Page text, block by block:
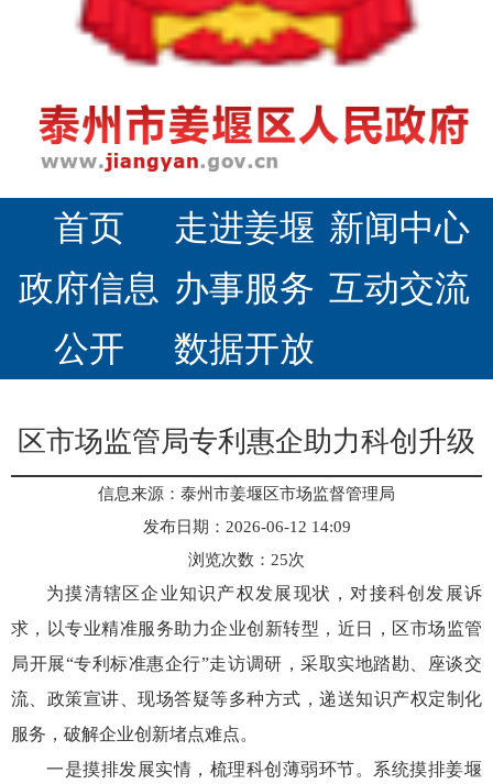
首页 走进姜堰 新闻中心
政府信息
公开
办事服务 互动交流
数据开放
区市场监管局专利惠企助力科创升级
信息来源：泰州市姜堰区市场监督管理局
发布日期：2026-06-12 14:09
浏览次数： 25次
为摸清辖区企业知识产权发展现状，对接科创发展诉
求，以专业精准服务助力企业创新转型，近日，区市场监管
局开展“专利标准惠企行”走访调研，采取实地踏勘、座谈交
流、政策宣讲、现场答疑等多种方式，递送知识产权定制化
服务，破解企业创新堵点难点。
一是摸排发展实情，梳理科创薄弱环节。系统摸排姜堰